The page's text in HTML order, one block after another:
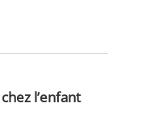
l’enfant